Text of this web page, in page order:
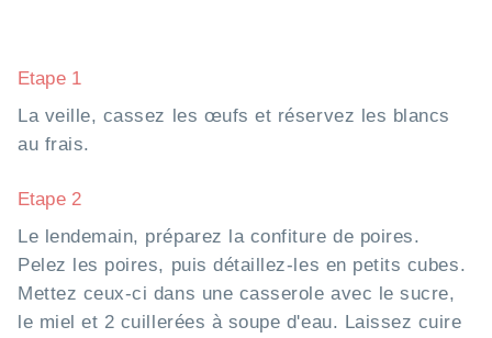
Etape 1
La veille, cassez les œufs et réservez les blancs
au frais.
Etape 2
Le lendemain, préparez la confiture de poires.
Pelez les poires, puis détaillez-les en petits cubes.
Mettez ceux-ci dans une casserole avec le sucre,
le miel et 2 cuillerées à soupe d'eau. Laissez cuire